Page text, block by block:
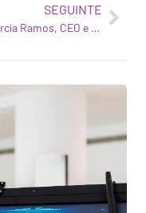
SEGUINTE
Eva García Ramos, CEO e Cofundadora da WIVI Vision, na Cimeira Mundial das Mulheres